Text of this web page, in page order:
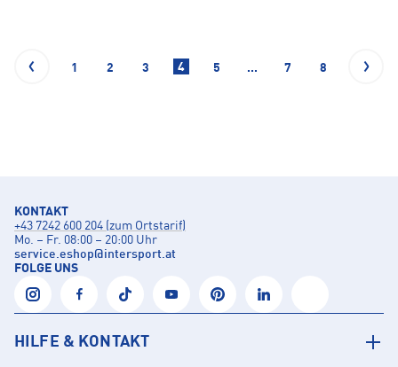
1 2 3 4 5 ... 7 8
KONTAKT
+43 7242 600 204 (zum Ortstarif)
Mo. – Fr. 08:00 – 20:00 Uhr
service.eshop@intersport.at
FOLGE UNS
HILFE & KONTAKT